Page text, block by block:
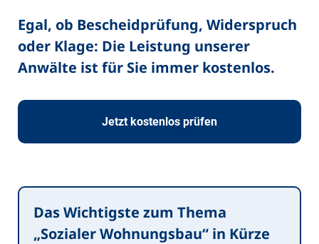
Egal, ob Bescheidprüfung, Widerspruch
oder Klage: Die Leistung unserer
Anwälte ist für Sie immer kostenlos.
Jetzt kostenlos prüfen
Das Wichtigste zum Thema
„Sozialer Wohnungsbau“ in Kürze